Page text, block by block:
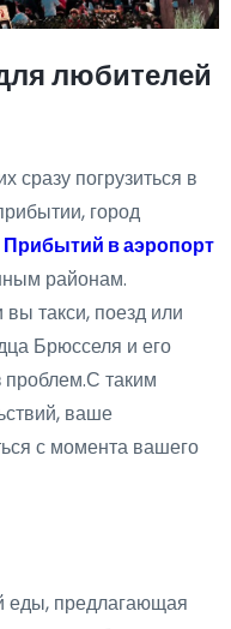
любителей
погрузиться в
город
Прибытий в аэропорт
районам.
такси, поезд или
Брюсселя и его
таким
ваше
с момента вашего
еды, предлагающая